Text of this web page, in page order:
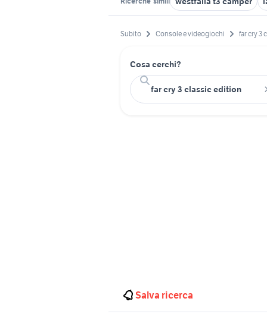
Subito Console e videogiochi far cry 3
Cosa cerchi?
Salva ricerca